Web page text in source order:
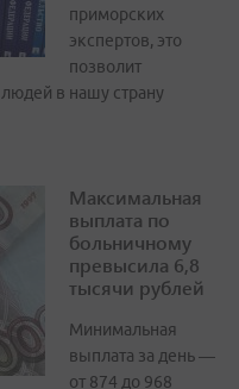
приморских
экспертов, это
позволит
в нашу страну
Максимальная
выплата по
больничному
превысила 6,8
тысячи рублей
Минимальная
выплата за день —
от 874 до 968